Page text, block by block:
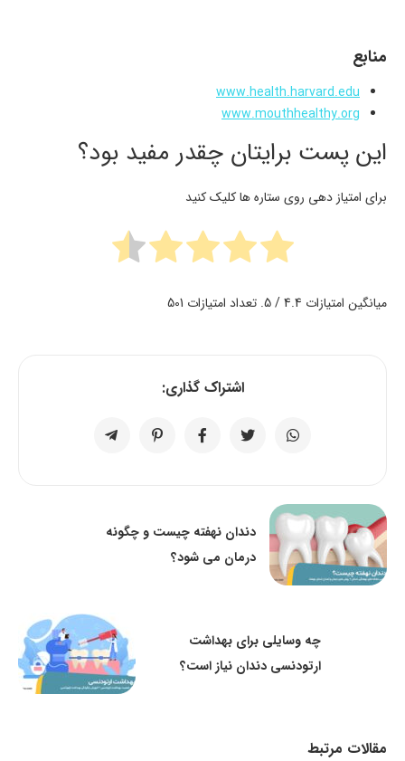
منابع
www.health.harvard.edu
www.mouthhealthy.org
این پست برایتان چقدر مفید بود؟
برای امتیاز دهی روی ستاره ها کلیک کنید
میانگین امتیازات 4.4/ 5. تعداد امتیازات 501
اشتراک گذاری:
دندان نهفته چیست و چگونه
درمان می شود؟
چه وسایلی برای بهداشت
ارتودنسی دندان نیاز است؟
مقالات مرتبط